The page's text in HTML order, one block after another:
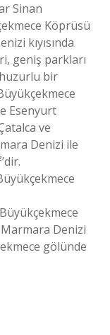
Sinan
Köprüsü
kıyısında
geniş parkları
bir
Esenyurt
ve
Denizi ile
Denizi
gölünde